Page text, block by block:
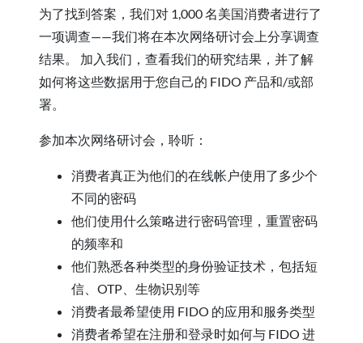
为了找到答案，我们对 1,000 名美国消费者进行了
一项调查——我们将在本次网络研讨会上分享调查
结果。 加入我们，查看我们的研究结果，并了解
如何将这些数据用于您自己的 FIDO 产品和/或部
署。
参加本次网络研讨会，聆听：
消费者真正为他们的在线帐户使用了多少个
不同的密码
他们使用什么策略进行密码管理，重置密码
的频率和
他们熟悉各种类型的身份验证技术，包括短
信、OTP、生物识别等
消费者最希望使用 FIDO 的应用和服务类型
消费者希望在注册和登录时如何与 FIDO 进